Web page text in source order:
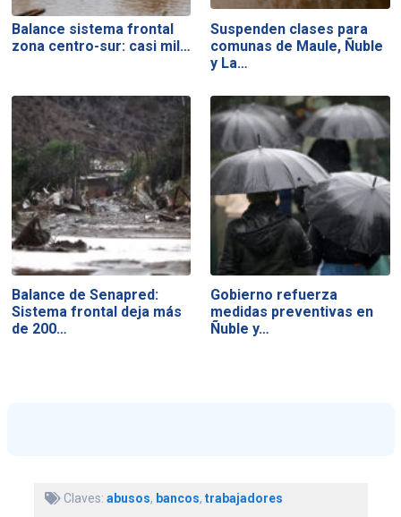
Balance sistema frontal
zona centro-sur: casi mil…
Suspenden clases para
comunas de Maule, Ñuble
y La…
Balance de Senapred:
Sistema frontal deja más
de 200…
Gobierno refuerza
medidas preventivas en
Ñuble y…
Claves: abusos, bancos, trabajadores